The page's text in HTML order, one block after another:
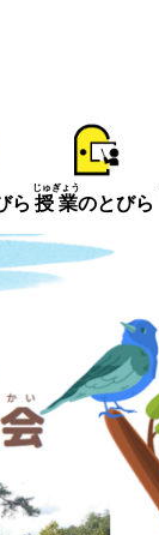
ら 授業
じゅぎょう
のとびら